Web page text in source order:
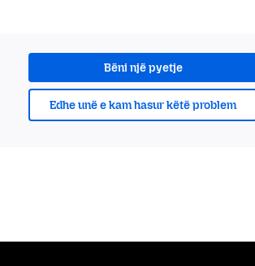
Bëni një pyetje
Edhe unë e kam hasur këtë problem